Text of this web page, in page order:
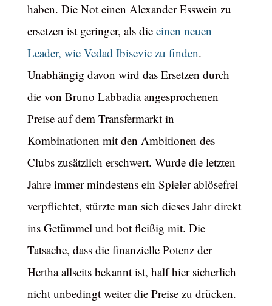
haben. Die Not einen Alexander Esswein zu
ersetzen ist geringer, als die einen neuen
Leader, wie Vedad Ibisevic zu finden.
Unabhängig davon wird das Ersetzen durch
die von Bruno Labbadia angesprochenen
Preise auf dem Transfermarkt in
Kombinationen mit den Ambitionen des
Clubs zusätzlich erschwert. Wurde die letzten
Jahre immer mindestens ein Spieler ablösefrei
verpflichtet, stürzte man sich dieses Jahr direkt
ins Getümmel und bot fleißig mit. Die
Tatsache, dass die finanzielle Potenz der
Hertha allseits bekannt ist, half hier sicherlich
nicht unbedingt weiter die Preise zu drücken.